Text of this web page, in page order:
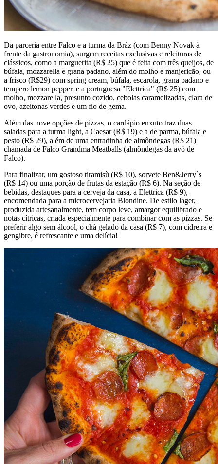
Da parceria entre Falco e a turma da Bráz (com Benny Novak à
frente da gastronomia), surgem receitas exclusivas e releituras de
clássicos, como a marguerita (R$ 25) que é feita com três queijos, de
búfala, mozzarella e grana padano, além do molho e manjericão, ou
a frisco (R$29) com spring cream, búfala, escarola, grana padano e
tempero lemon pepper, e a portuguesa "Elettrica" (R$ 25) com
molho, mozzarella, presunto cozido, cebolas caramelizadas, clara de
ovo, azeitonas verdes e um fio de gema.
Além das nove opções de pizzas, o cardápio enxuto traz duas
saladas para a turma light, a Caesar (R$ 19) e a de parma, búfala e
pesto (R$ 29), além de uma entradinha de almôndegas (R$ 21)
chamada de Falco Grandma Meatballs (almôndegas da avó de
Falco).
Para finalizar, um gostoso tiramisù (R$ 10), sorvete Ben&Jerry`s
(R$ 14) ou uma porção de frutas da estação (R$ 6). Na seção de
bebidas, destaques para a cerveja da casa, a Elettrica (R$ 9),
encomendada para a microcervejaria Blondine. De estilo lager,
produzida artesanalmente, tem corpo leve, amargor equilibrado e
notas cítricas, criada especialmente para combinar com as pizzas. Se
preferir algo sem álcool, o chá gelado da casa (R$ 7), com cidreira e
gengibre, é refrescante e uma delícia!